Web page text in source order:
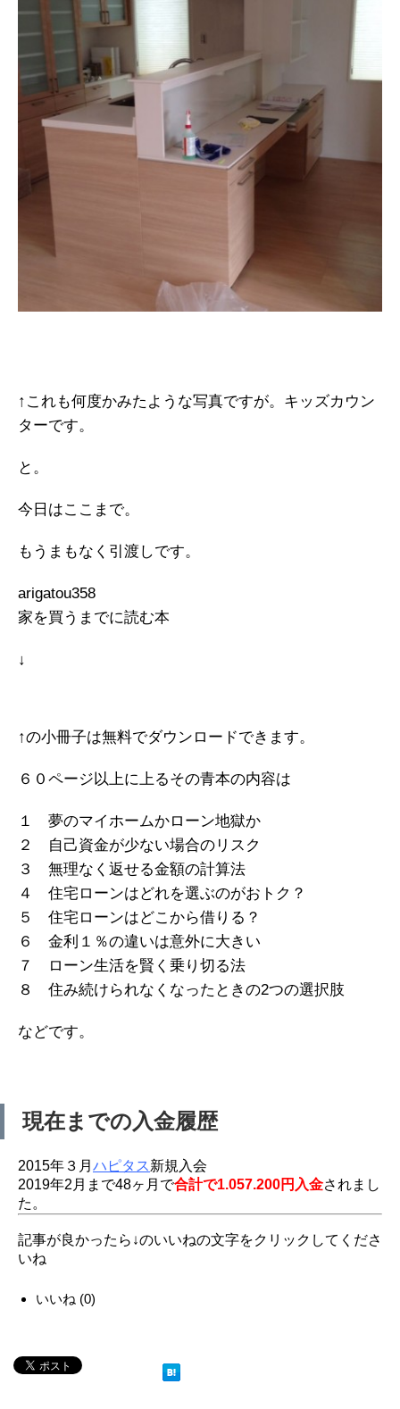
↑これも何度かみたような写真ですが。キッズカウン
ターです。
と。
今日はここまで。
もうまもなく引渡しです。
arigatou358
家を買うまでに読む本
↓
↑の小冊子は無料でダウンロードできます。
６０ページ以上に上るその青本の内容は
１ 夢のマイホームかローン地獄か
２ 自己資金が少ない場合のリスク
３ 無理なく返せる金額の計算法
４ 住宅ローンはどれを選ぶのがおトク？
５ 住宅ローンはどこから借りる？
６ 金利１％の違いは意外に大きい
７ ローン生活を賢く乗り切る法
８ 住み続けられなくなったときの2つの選択肢
などです。
現在までの入金履歴
2015年３月 ハピタス新規入会
2019年2月まで48ヶ月で合計で1.057.200円入金されまし
た。
記事が良かったら↓のいいねの文字をクリックしてくださ
いね
いいね (0)